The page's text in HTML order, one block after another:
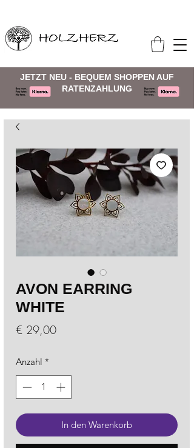
JETZT NEU - BEQUEM SHOPPEN AUF
RATENZAHLUNG
AVON EARRING
WHITE
€ 29,00Preis
Anzahl *
In den Warenkorb